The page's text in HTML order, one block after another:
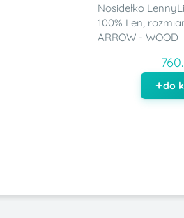
Nosidełko
100% Len,
ARROW - WOOD
do